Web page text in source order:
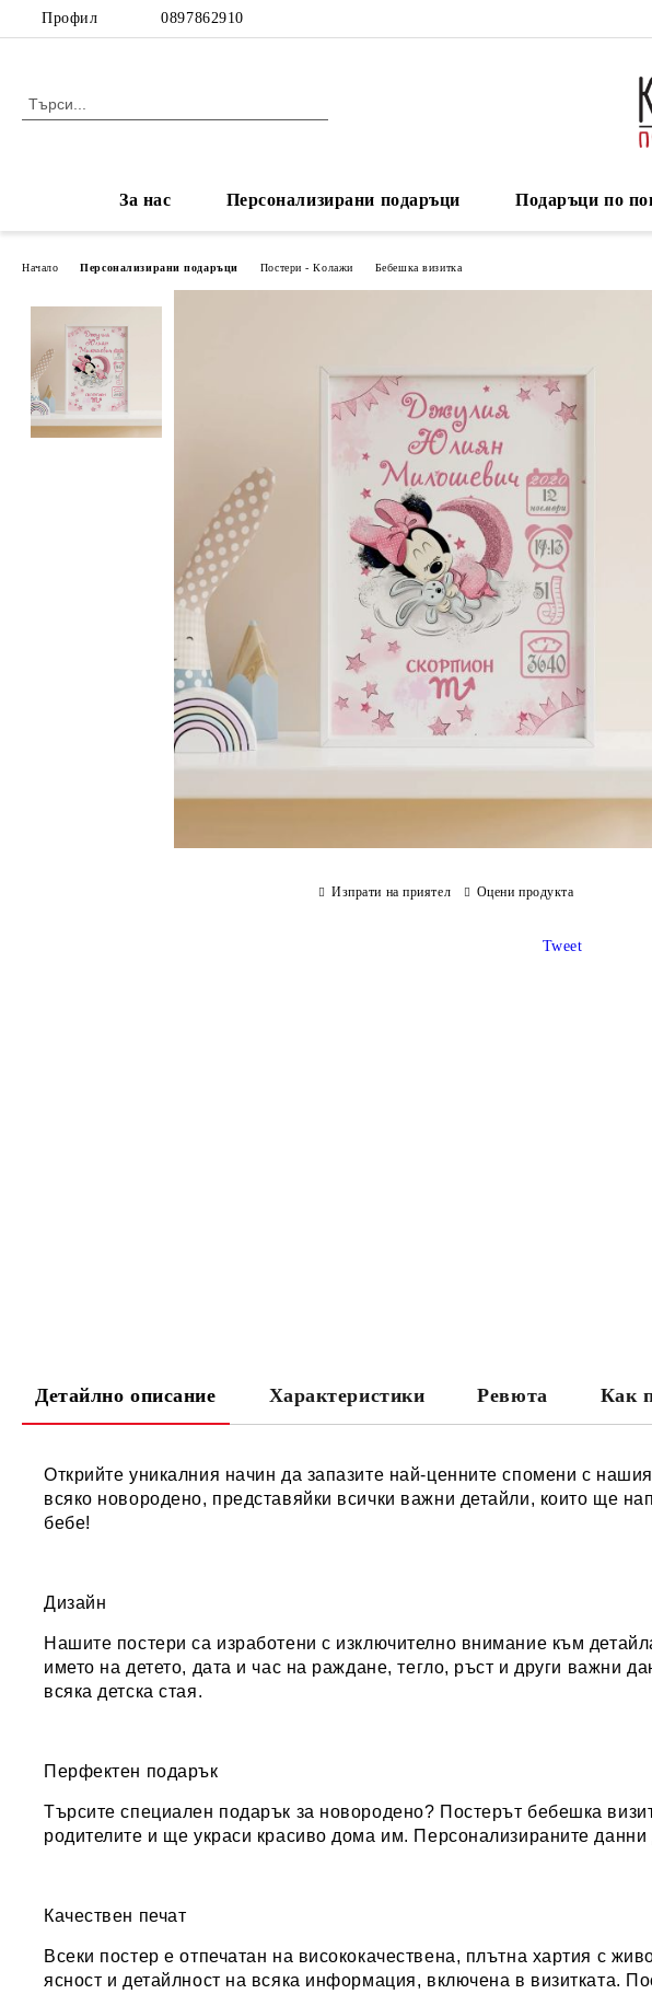
Профил 0897862910
За нас Персонализирани подаръци Подаръци по
Начало Персонализирани подаръци Постери - Колажи Бебешка визитка
Изпрати на приятел Оцени продукта
Tweet
Детайлно описание Характеристики Ревюта Как
Открийте уникалния начин да запазите най-ценните спомени с
всяко новородено, представяйки всички важни детайли, които ще
бебе!
Дизайн
Нашите постери са изработени с изключително внимание към
името на детето, дата и час на раждане, тегло, ръст и други важни
всяка детска стая.
Перфектен подарък
Търсите специален подарък за новородено? Постерът бебешка
родителите и ще украси красиво дома им. Персонализираните
Качествен печат
Всеки постер е отпечатан на висококачествена, плътна хартия с
ясност и детайлност на всяка информация, включена в визитката.